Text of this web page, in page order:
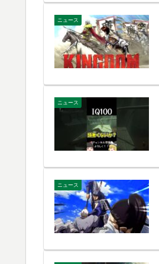
ニュース
ニュース
ニュース